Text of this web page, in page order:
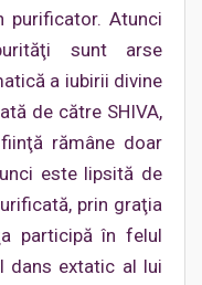
purificator. Atunci
sunt arse
a iubirii divine
de către SHIVA,
rămâne doar
este lipsită de
prin graţia
participă în felul
dans extatic al lui